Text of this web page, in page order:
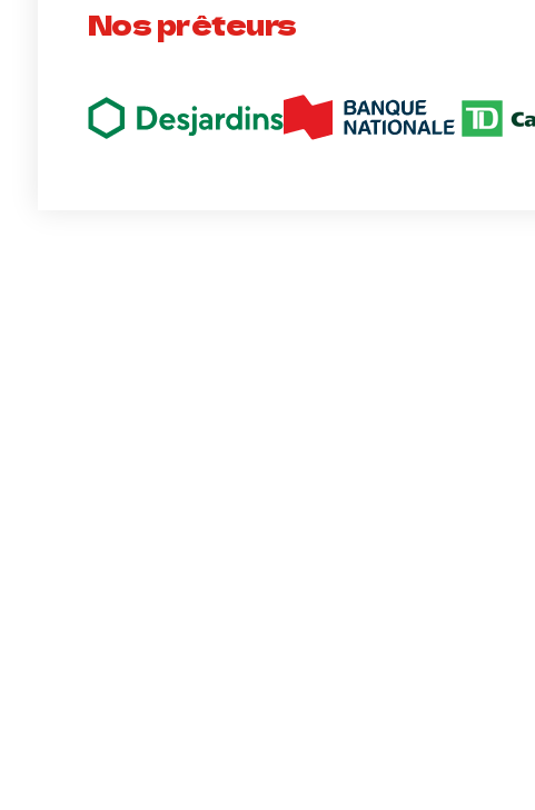
Nos prêteurs